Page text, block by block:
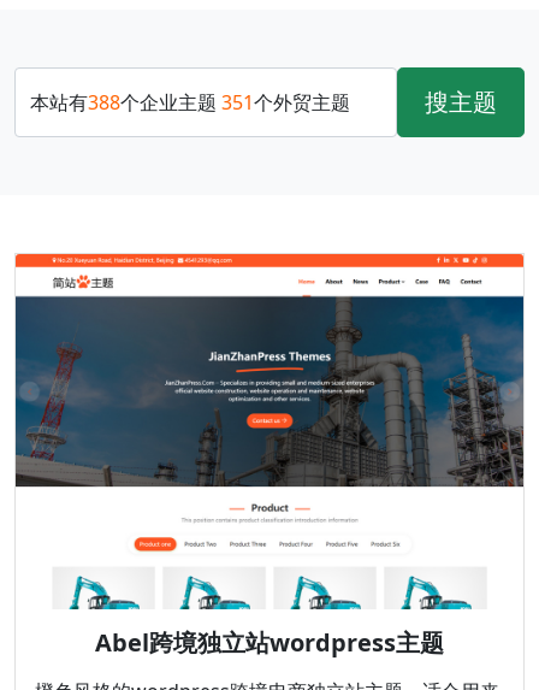
本站有388个企业主题 351个外贸主题 搜主题
Abel跨境独立站wordpress主题